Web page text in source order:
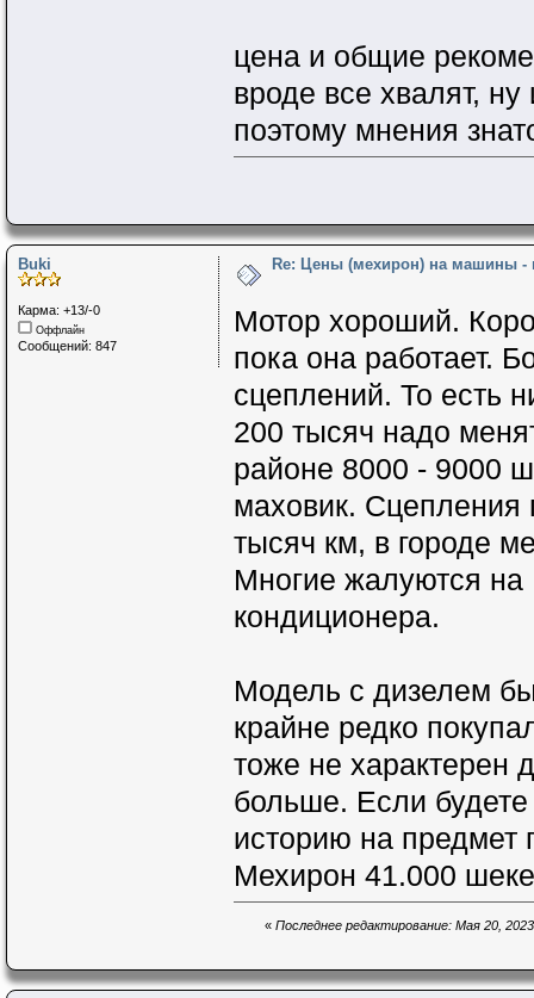
цена и общие
вроде все хвалят,
поэтому мнения
Buki
Карма: +13/-0
Оффлайн
Сообщений: 847
Re: Цены (мехирон) на машины -
Мотор хороший.
пока она работает.
сцеплений. То есть
200 тысяч надо
районе 8000 - 9000
маховик. Сцепления
тысяч км, в городе
Многие жалуются
кондиционера.
Модель с дизелем
крайне редко
тоже не характерен
больше. Если
историю на предмет
Мехирон 41.000
« Последнее редактирование: Мая 20,